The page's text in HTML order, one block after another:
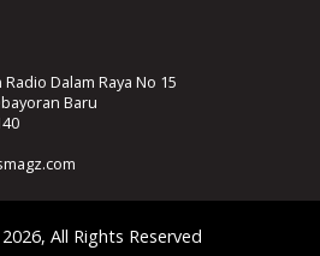
Radio Dalam Raya No 15
Baru
All Rights Reserved